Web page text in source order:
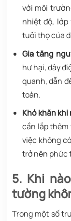
với môi
nhiệt độ, lớp
tuổi thọ của
Gia tăng
hư hại, dây
quanh, dẫn
toàn.
Khó khăn
cần lắp thêm
việc không
trở nên phức
5. Khi
tường
Trong một số